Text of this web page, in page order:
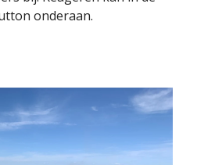
onderaan.